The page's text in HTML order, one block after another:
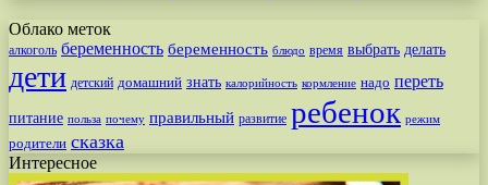
Облако меток
алкоголь беременность беременность блюдо время выбрать делать
дети детский домашний знать калорийность кормление надо переть
питание польза почему правильный развитие ребенок режим
родители сказка
Интересное